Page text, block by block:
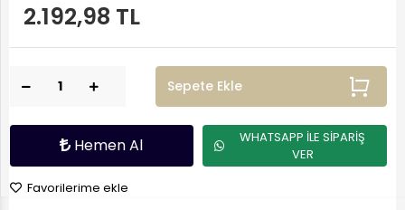
2.192,98 TL
Sepete Ekle
Hemen Al
WHATSAPP İLE SİPARİŞ
VER
Favorilerime ekle